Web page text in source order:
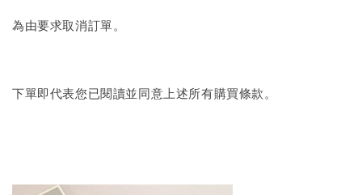
瀏覽更多
為由要求取消訂單。
下單即代表您已閱讀並同意上述所有購買條款。